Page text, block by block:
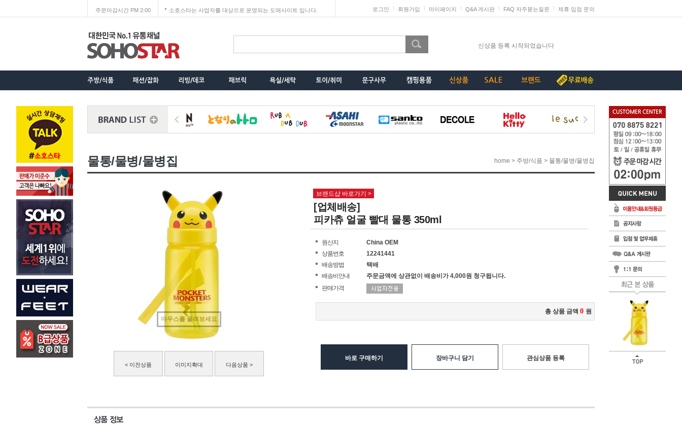
주문마감시간 PM 2:00 소호스타는 사업자를 대상으로 운영되는 도매사이트 입니다. 로그인 회원가입 마이페이지 Q&A 게시판 FAQ 자주묻는질문 제휴 입점 문의
[중요+긴급]특허침해 상품에 대한 삭제요청
신상품 등록 시작되었습니다
계약종료상품(단종) 리스트_230907
물통/물병/물병집 home > 주방/식품 > 물통/물병/물병집
마우스를 올려보세요
< 이전상품 이미지확대 다음상품 >
브랜드샵 바로가기 >
[업체배송]
피카츄 얼굴 빨대 물통 350ml
원산지
China OEM
상품번호
12241441
배송방법
택배
배송비안내
주문금액에 상관없이 배송비가 4,000원 청구됩니다.
판매가격
총 상품 금액 0 원
바로 구매하기 장바구니 담기 관심상품 등록